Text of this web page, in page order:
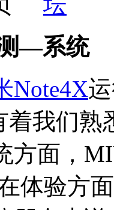
—系统
Note4X
我们熟
方面，
体验方